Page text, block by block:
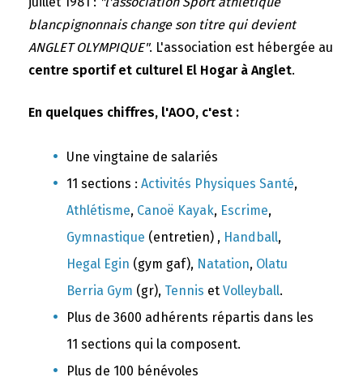
blancpignonnais change son titre qui devient
ANGLET OLYMPIQUE". L'association est hébergée au
centre sportif et culturel El Hogar à Anglet.
En quelques chiffres, l'AOO, c'est :
Une vingtaine de salariés
11 sections : Activités Physiques Santé,
Athlétisme, Canoë Kayak, Escrime,
Gymnastique (entretien) , Handball,
Hegal Egin (gym gaf), Natation, Olatu
Berria Gym (gr), Tennis et Volleyball.
Plus de 3600 adhérents répartis dans les
11 sections qui la composent.
Plus de 100 bénévoles